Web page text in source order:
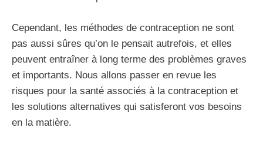
Cependant, les méthodes de contraception ne sont
pas aussi sûres qu’on le pensait autrefois, et elles
peuvent entraîner à long terme des problèmes graves
et importants. Nous allons passer en revue les
risques pour la santé associés à la contraception et
les solutions alternatives qui satisferont vos besoins
en la matière.